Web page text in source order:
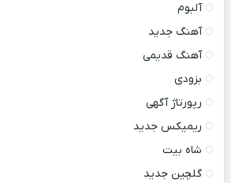
آلبوم
آهنگ جدید
آهنگ قدیمی
بزودی
رپورتاژ آگهی
ریمیکس جدید
شاه بیت
گلچین جدید